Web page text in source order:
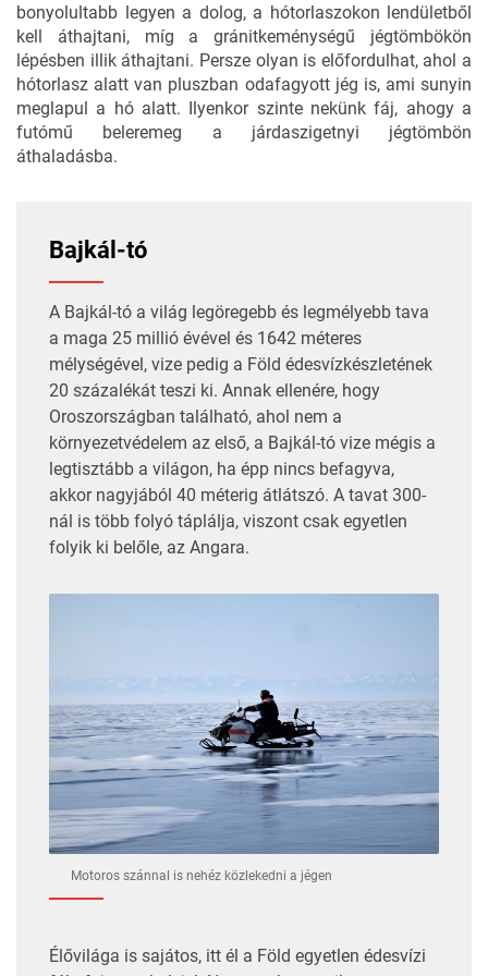
bonyolultabb legyen a dolog, a hótorlaszokon lendületből
kell áthajtani, míg a gránitkeménységű jégtömbökön
lépésben illik áthajtani. Persze olyan is előfordulhat, ahol a
hótorlasz alatt van pluszban odafagyott jég is, ami sunyin
meglapul a hó alatt. Ilyenkor szinte nekünk fáj, ahogy a
futómű beleremeg a járdaszigetnyi jégtömbön
áthaladásba.
Bajkál-tó
A Bajkál-tó a világ legöregebb és legmélyebb tava
a maga 25 millió évével és 1642 méteres
mélységével, vize pedig a Föld édesvízkészletének
20 százalékát teszi ki. Annak ellenére, hogy
Oroszországban található, ahol nem a
környezetvédelem az első, a Bajkál-tó vize mégis a
legtisztább a világon, ha épp nincs befagyva,
akkor nagyjából 40 méterig átlátszó. A tavat 300-
nál is több folyó táplálja, viszont csak egyetlen
folyik ki belőle, az Angara.
Motoros szánnal is nehéz közlekedni a jégen
Élővilága is sajátos, itt él a Föld egyetlen édesvízi